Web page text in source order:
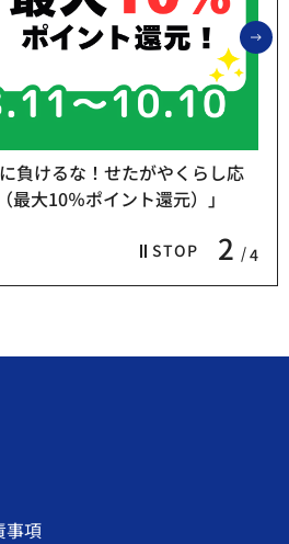
STOP 2 4
負けるな！せたがやくらし応
最大10％ポイント還元）」
事項